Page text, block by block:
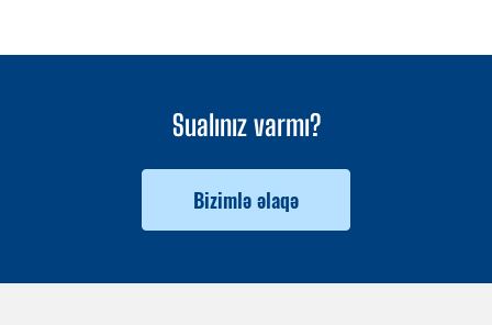
Sualınız varmı?
Bizimlə əlaqə